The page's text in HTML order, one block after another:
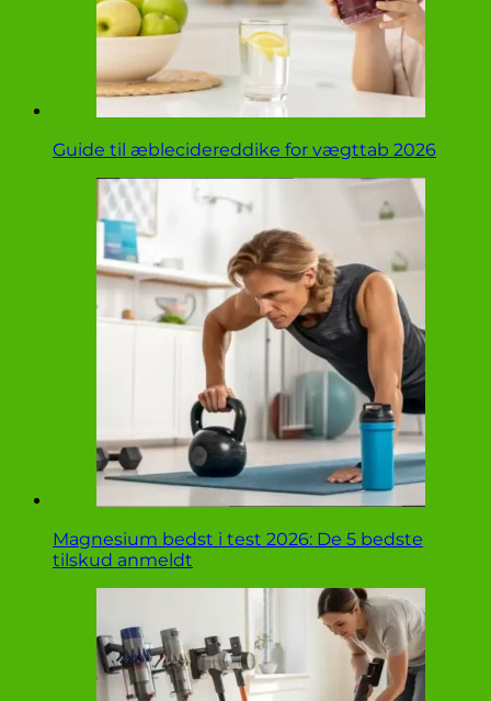
Guide til æblecidereddike for vægttab 2026
Magnesium bedst i test 2026: De 5 bedste
tilskud anmeldt